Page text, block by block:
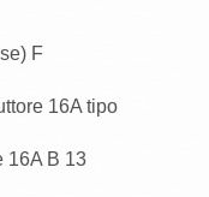
F
16A tipo
16A B 13